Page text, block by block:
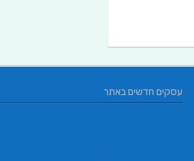
עסקים חדשים באתר